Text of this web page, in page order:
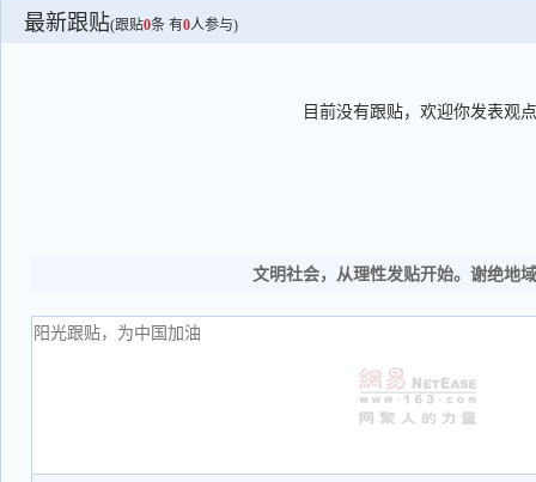
最新跟贴(跟贴0条 有0人参与)
目前没有跟贴，欢迎你发表观点
文明社会，从理性发贴开始。谢绝地